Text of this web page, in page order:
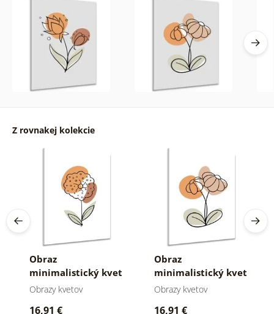
Z rovnakej kolekcie
Obraz
minimalistický kvet
na bielom pozadí
Obrazy kvetov
16,91 €
Obraz
minimalistický kvet
na bielom pozadí
Obrazy kvetov
16,91 €